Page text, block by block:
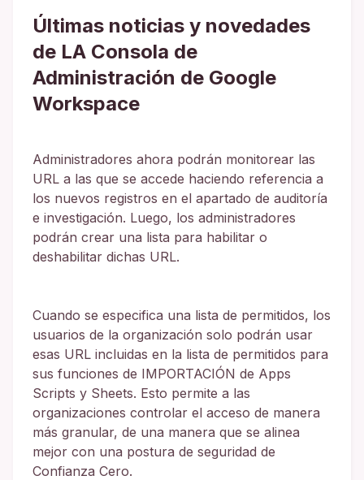
Últimas noticias y novedades
de LA Consola de
Administración de Google
Workspace
Administradores ahora podrán monitorear las
URL a las que se accede haciendo referencia a
los nuevos registros en el apartado de auditoría
e investigación. Luego, los administradores
podrán crear una lista para habilitar o
deshabilitar dichas URL.
Cuando se especifica una lista de permitidos, los
usuarios de la organización solo podrán usar
esas URL incluidas en la lista de permitidos para
sus funciones de IMPORTACIÓN de Apps
Scripts y Sheets. Esto permite a las
organizaciones controlar el acceso de manera
más granular, de una manera que se alinea
mejor con una postura de seguridad de
Confianza Cero.